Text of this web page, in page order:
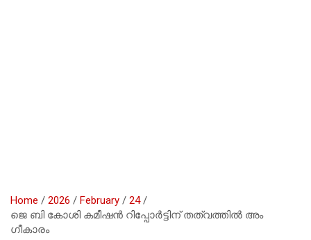
Home 2026 February
24
ജെ ബി കോശി കമീഷൻ റിപ്പോർട്ടിന് തത്വത്തിൽ അം​
ഗീകാരം